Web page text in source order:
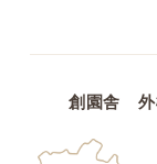
創園舎 外